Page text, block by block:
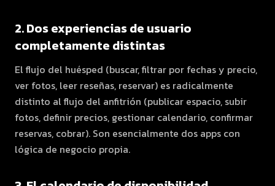
2. Dos experiencias de usuario
completamente distintas
El flujo del huésped (buscar, filtrar por fechas y precio,
ver fotos, leer reseñas, reservar) es radicalmente
distinto al flujo del anfitrión (publicar espacio, subir
fotos, definir precios, gestionar calendario, confirmar
reservas, cobrar). Son esencialmente dos apps con
lógica de negocio propia.